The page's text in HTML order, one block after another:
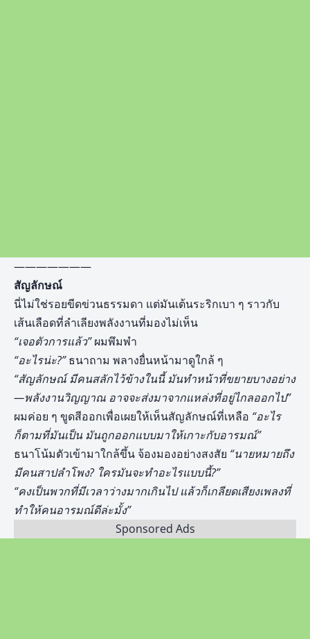
———————
สัญลักษณ์
นี่ไม่ใช่รอยขีดข่วนธรรมดา แต่มันเต้นระริกเบา ๆ ราวกับ
เส้นเลือดที่ลำเลียงพลังงานที่มองไม่เห็น
“เจอตัวการแล้ว”ผมพึมพำ
“อะไรน่ะ?”ธนาถาม พลางยื่นหน้ามาดูใกล้ ๆ
“สัญลักษณ์ มีคนสลักไว้ข้างในนี้ มันทำหน้าที่ขยายบางอย่าง
—พลังงานวิญญาณ อาจจะส่งมาจากแหล่งที่อยู่ไกลออกไป”
ผมค่อย ๆ ขูดสีออกเพื่อเผยให้เห็นสัญลักษณ์ที่เหลือ “อะไร
ก็ตามที่มันเป็น มันถูกออกแบบมาให้เกาะกับอารมณ์”
ธนาโน้มตัวเข้ามาใกล้ขึ้น จ้องมองอย่างสงสัย “นายหมายถึง
มีคนสาปลำโพง? ใครมันจะทำอะไรแบบนี้?”
“คงเป็นพวกที่มีเวลาว่างมากเกินไป แล้วก็เกลียดเสียงเพลงที่
ทำให้คนอารมณ์ดีล่ะมั้ง”
Sponsored Ads